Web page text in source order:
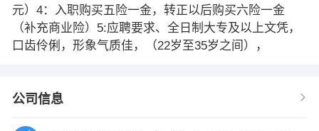
元）4：入职购买五险一金，转正以后购买六险一金
（补充商业险）5:应聘要求、全日制大专及以上文凭，
口齿伶俐，形象气质佳，（22岁至35岁之间），
公司信息